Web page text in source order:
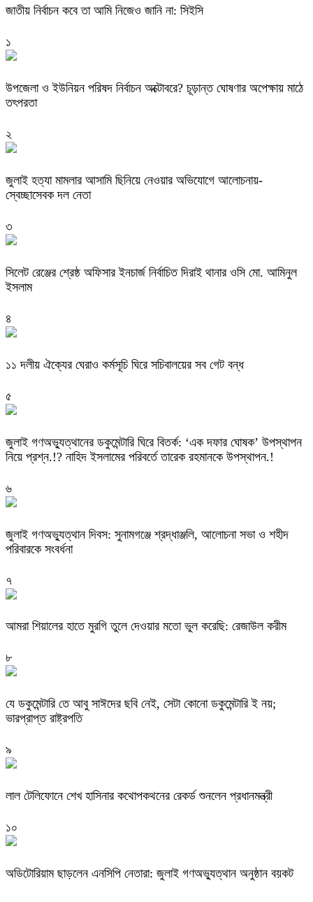
জাতীয় নির্বাচন কবে তা আমি নিজেও জানি না: সিইসি
১
উপজেলা ও ইউনিয়ন পরিষদ নির্বাচন অক্টোবরে? চূড়ান্ত ঘোষণার অপেক্ষায় মাঠে
তৎপরতা
২
জুলাই হত্যা মামলার আসামি ছিনিয়ে নেওয়ার অভিযোগে আলোচনায়-
স্বেচ্ছাসেবক দল নেতা
৩
‎সিলেট রেঞ্জের শ্রেষ্ঠ অফিসার ইনচার্জ নির্বাচিত দিরাই থানার ওসি মো. আমিনুল
ইসলাম
৪
‎১১ দলীয় ঐক্যের ঘেরাও কর্মসূচি ঘিরে সচিবালয়ের সব গেট বন্ধ
৫
‎জুলাই গণঅভ্যুত্থানের ডকুমেন্টারি ঘিরে বিতর্ক: ‘এক দফার ঘোষক’ উপস্থাপন
নিয়ে প্রশ্ন.!? নাহিদ ইসলামের পরিবর্তে তারেক রহমানকে উপস্থাপন.!
৬
জুলাই গণঅভ্যুত্থান দিবস: সুনামগঞ্জে শ্রদ্ধাঞ্জলি, আলোচনা সভা ও শহীদ
পরিবারকে সংবর্ধনা
৭
‎আমরা শিয়ালের হাতে মুরগি তুলে দেওয়ার মতো ভুল করেছি: রেজাউল করীম
৮
যে ডকুমেন্টারি তে আবু সাঈদের ছবি নেই, সেটা কোনো ডকুমেন্টারি ই নয়;
ভারপ্রাপ্ত রাষ্ট্রপতি
৯
লাল টেলিফোনে শেখ হাসিনার কথোপকথনের রেকর্ড শুনলেন প্রধানমন্ত্রী
১০
অডিটোরিয়াম ছাড়লেন এনসিপি নেতারা: জুলাই গণঅভ্যুত্থান অনুষ্ঠান বয়কট